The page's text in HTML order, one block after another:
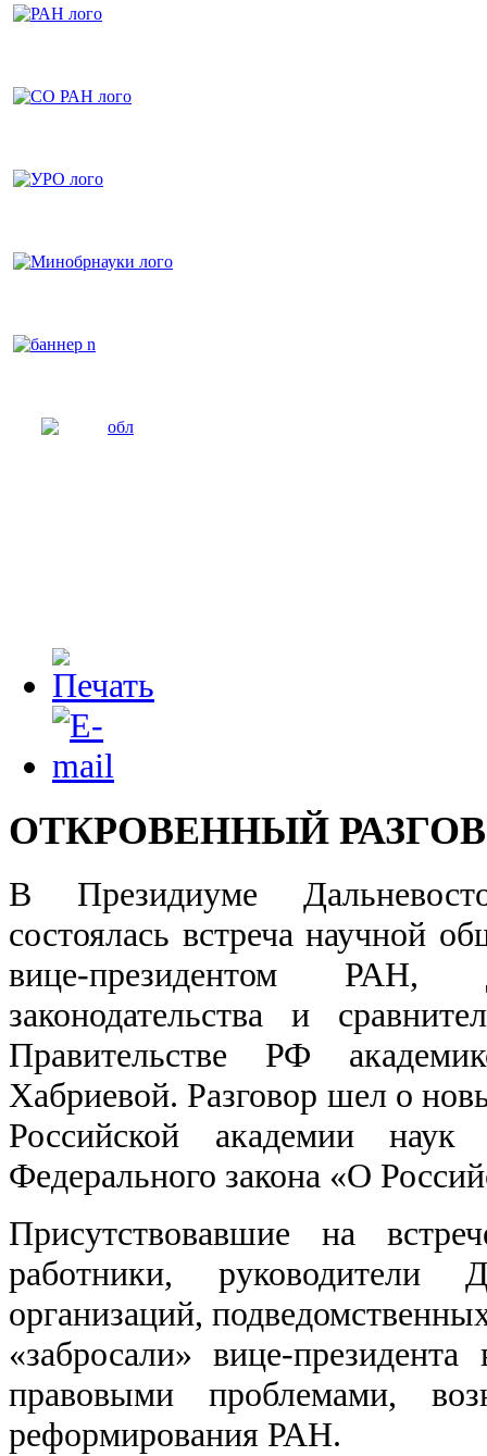
ОТКРОВЕННЫЙ
В Президиуме
состоялась встреча научной
вице-президентом РАН,
законодательства и
Правительстве РФ
Хабриевой. Разговор шел о
Российской академии
Федерального закона «О
Присутствовавшие на
работники,
организаций,
«забросали» вице-
правовыми проблемами,
реформирования РАН.